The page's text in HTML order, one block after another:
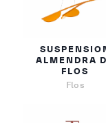
ALMENDRA
FLOS
Flos